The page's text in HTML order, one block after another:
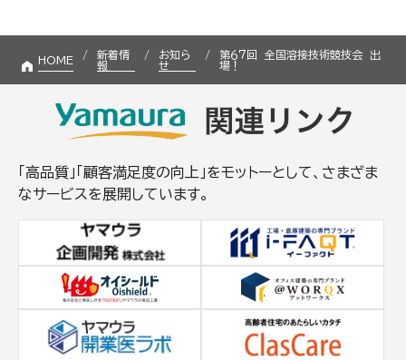
HOME
新着情
報
お知ら
せ
第６７回 全国溶接技術競技会 出
場！
「高品質」「顧客満足度の向上」をモットーとして、さまざま
なサービスを展開しています。